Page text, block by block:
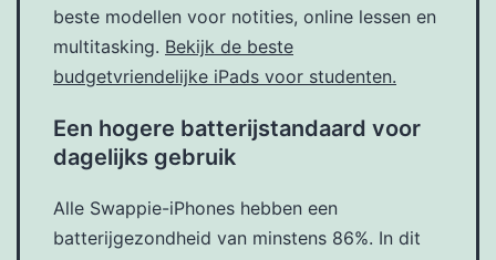
beste modellen voor notities, online lessen en
multitasking. Bekijk de beste
budgetvriendelijke iPads voor studenten.
Een hogere batterijstandaard voor
dagelijks gebruik
Alle Swappie-iPhones hebben een
batterijgezondheid van minstens 86%. In dit